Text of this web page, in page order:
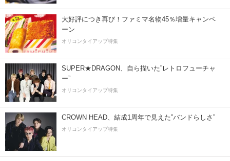
大好評につき再び！ファミマ名物45％増量キャンペ
ーン
オリコンタイアップ特集
SUPER★DRAGON、自ら描いた”レトロフューチャ
ー”
オリコンタイアップ特集
CROWN HEAD、結成1周年で見えた”バンドらしさ”
オリコンタイアップ特集